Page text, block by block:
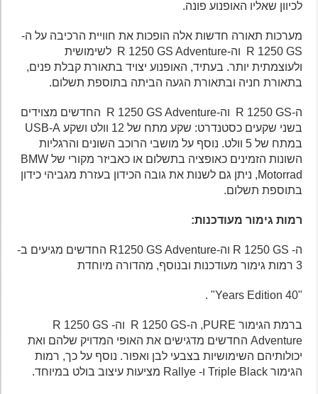
לכיוון שאליו האופנוע פונה.
מערכות תאורה חדשות אלה הופכות את חוויית הרכיבה על ה-
R 1250 GS וה-R 1250 GS Adventure לשימושית
ולעוצמתית יותר. בעתיד, האופנוע יצויד בתאורת קבלת פנים,
בתאורת חניה ובתאורת הגעה הביתה בתוספת תשלום.
ה-R 1250 GS וה-R 1250 GS Adventure החדשים מצוידים
בשני שקעים כסטנדרט: שקע מתח של 12 וולט ושקע USB-A
במתח של 5 וולט. נוסף על מושבי הרוכב השונים והרגליות
השונות הזמינים כאופציה בתשלום או כאביזר מקורי של BMW
Motorrad, ניתן גם לשנות את גובה הכידון בעזרת מגביהי כידון
בתוספת תשלום.
רמות גימור מעודכנות:
ה- R 1250 GS וה-R1250 GS Adventure החדשים מגיעים ב-
ברמת הגימור PURE, ה-R 1250 GS וה- R 1250 GS
Adventure החדשים מדגישים את האופי המדויק שלהם ואת
יכולותיהם השימושיות בצבעי לבן ואפור. נוסף על כך, רמות
הגימור Triple Black ו- Rallye מציעות עיצוב בולט במיוחד.